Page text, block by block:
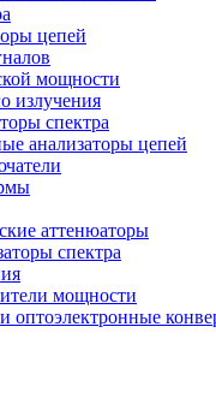
цепей
мощности
излучения
спектра
анализаторы цепей
аттенюаторы
спектра
мощности
оптоэлектронные